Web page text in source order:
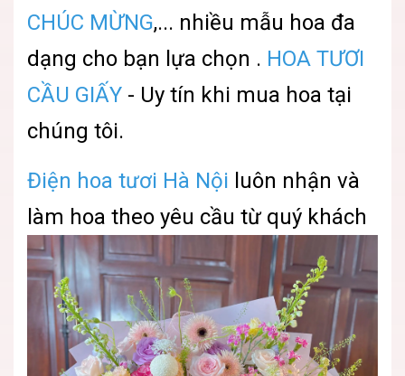
CHÚC MỪNG,... nhiều mẫu hoa đa
dạng cho bạn lựa chọn . HOA TƯƠI
CẦU GIẤY - Uy tín khi mua hoa tại
chúng tôi.
Điện hoa tươi Hà Nội luôn nhận và
làm hoa theo yêu cầu từ quý khách